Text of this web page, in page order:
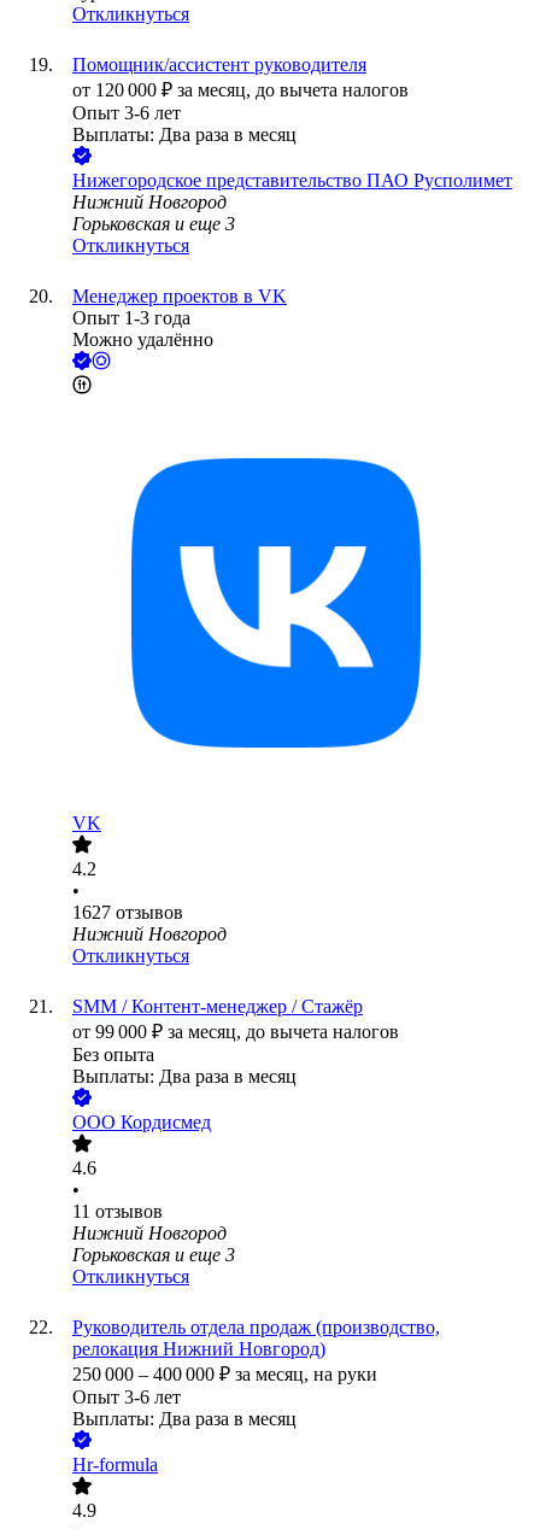
Откликнуться
Помощник/ассистент руководителя
от 120 000 ₽ за месяц, до вычета налогов
Опыт 3-6 лет
Выплаты: Два раза в месяц
Нижегородское представительство ПАО Русполимет
Нижний Новгород
Горьковская и еще 3
Откликнуться
Менеджер проектов в VK
Опыт 1-3 года
Можно удалённо
VK
4.2
•
1627 отзывов
Нижний Новгород
Откликнуться
SMM / Контент-менеджер / Стажёр
от 99 000 ₽ за месяц, до вычета налогов
Без опыта
Выплаты: Два раза в месяц
ООО Кордисмед
4.6
•
11 отзывов
Нижний Новгород
Горьковская и еще 3
Откликнуться
Руководитель отдела продаж (производство,
релокация Нижний Новгород)
250 000 – 400 000 ₽ за месяц, на руки
Опыт 3-6 лет
Выплаты: Два раза в месяц
Hr-formula
4.9